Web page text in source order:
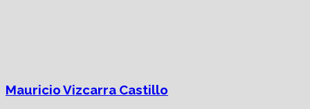
Mauricio Vizcarra Castillo